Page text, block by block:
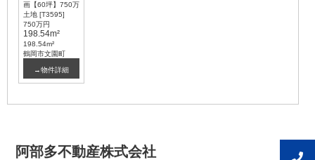
画【60坪】750万
土地 [T3595]
750万円
198.54m²
198.54m²
鶴岡市文園町
→物件詳細
阿部多不動産株式会社